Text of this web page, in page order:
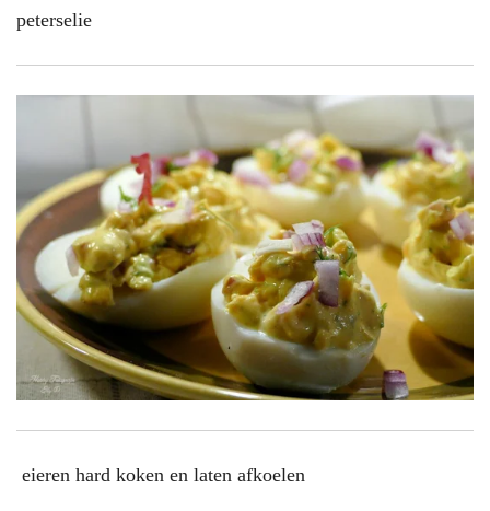
peterselie
eieren hard koken en laten afkoelen